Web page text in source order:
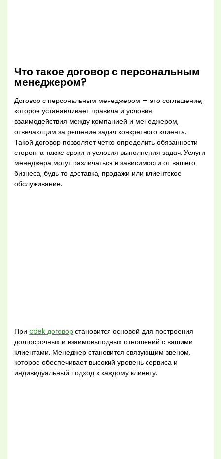
Что такое договор с персональным
менеджером?
Договор с персональным менеджером — это соглашение,
которое устанавливает правила и условия
взаимодействия между компанией и менеджером,
отвечающим за решение задач конкретного клиента.
Такой договор позволяет четко определить обязанности
сторон, а также сроки и условия выполнения задач. Услуги
менеджера могут различаться в зависимости от вашего
бизнеса, будь то доставка, продажи или клиентское
обслуживание.
Приcdek договор становится основой для построения
долгосрочных и взаимовыгодных отношений с вашими
клиентами. Менеджер становится связующим звеном,
которое обеспечивает высокий уровень сервиса и
индивидуальный подход к каждому клиенту.